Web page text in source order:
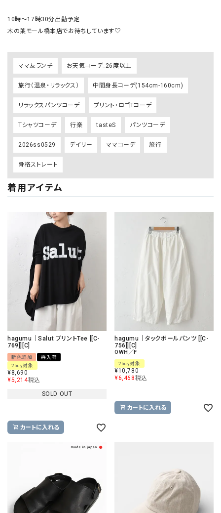
10時〜17時30分出勤予定
木の葉モール橋本店でお待ちしています♡
ママ友ランチ お天気コーデ_26度以上
旅行（温泉・リラックス） 中間身長コーデ(154cm-160cm)
リラックスパンツコーデ プリント・ロゴTコーデ
Tシャツコーデ 行楽 tasteS パンツコーデ
2026ss0529 デイリー ママコーデ 旅行
骨格ストレート
着用アイテム
hagumu｜Salut プリントTee [[C-
769]][C]
新色追加
再入荷
2buy対象
¥8,690
¥5,214税込
SOLD OUT
カートに入れる
hagumu｜タックボールパンツ [[C-
756]][C]
OWH／F
2buy対象
¥10,780
¥6,468税込
カートに入れる